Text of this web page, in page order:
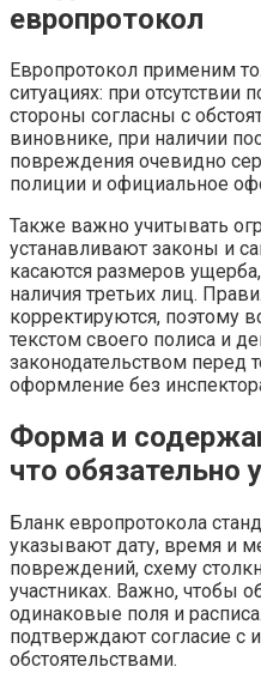
европротокол
Европротокол применим
ситуациях: при отсутствии
стороны согласны с
виновнике, при наличии
повреждения очевидно
полиции и официальное
Также важно учитывать
устанавливают законы и
касаются размеров
наличия третьих лиц.
корректируются, поэтому
текстом своего полиса и
законодательством перед
оформление без
Форма и
что обязательно
Бланк европротокола
указывают дату, время и
повреждений, схему
участниках. Важно, чтобы
одинаковые поля и
подтверждают согласие с
обстоятельствами.